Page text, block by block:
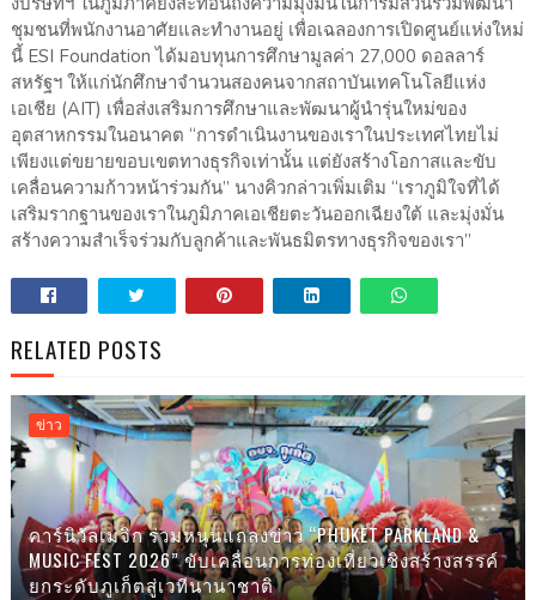
ชุมชนที่พนักงานอาศัยและทำงานอยู่ เพื่อเฉลองการเปิดศูนย์แห่งใหม่
นี้ ESI Foundation ได้มอบทุนการศึกษามูลค่า 27,000 ดอลลาร์
สหรัฐฯ ให้แก่นักศึกษาจำนวนสองคนจากสถาบันเทคโนโลยีแห่ง
เอเชีย (AIT) เพื่อส่งเสริมการศึกษาและพัฒนาผู้นำรุ่นใหม่ของ
อุตสาหกรรมในอนาคต “การดำเนินงานของเราในประเทศไทยไม่
เพียงแต่ขยายขอบเขตทางธุรกิจเท่านั้น แต่ยังสร้างโอกาสและขับ
เคลื่อนความก้าวหน้าร่วมกัน” นางคิวกล่าวเพิ่มเติม “เราภูมิใจที่ได้
เสริมรากฐานของเราในภูมิภาคเอเชียตะวันออกเฉียงใต้ และมุ่งมั่น
สร้างความสําเร็จร่วมกับลูกค้าและพันธมิตรทางธุรกิจของเรา”
RELATED POSTS
ข่าว
คาร์นิวัลเมจิก ร่วมหนุนแถลงข่าว “PHUKET PARKLAND &
MUSIC FEST 2026” ขับเคลื่อนการท่องเที่ยวเชิงสร้างสรรค์
ยกระดับภูเก็ตสู่เวทีนานาชาติ